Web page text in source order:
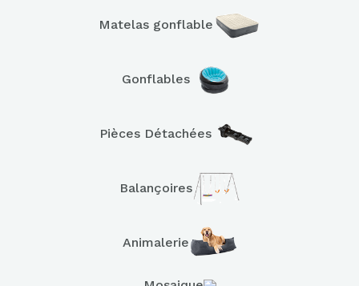
Matelas gonflable
Gonflables
Pièces Détachées
Balançoires
Animalerie